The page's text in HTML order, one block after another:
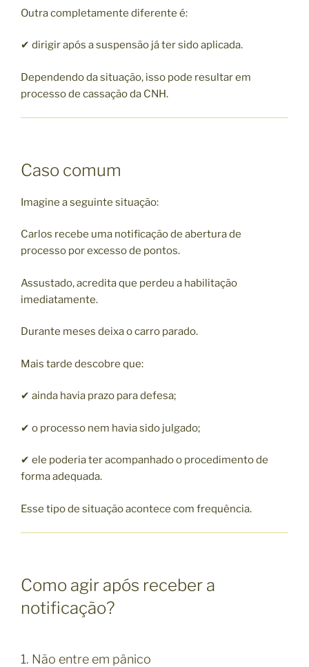
Outra completamente diferente é:
✔ dirigir após a suspensão já ter sido aplicada.
Dependendo da situação, isso pode resultar em
processo de cassação da CNH.
Caso comum
Imagine a seguinte situação:
Carlos recebe uma notificação de abertura de
processo por excesso de pontos.
Assustado, acredita que perdeu a habilitação
imediatamente.
Durante meses deixa o carro parado.
Mais tarde descobre que:
✔ ainda havia prazo para defesa;
✔ o processo nem havia sido julgado;
✔ ele poderia ter acompanhado o procedimento de
forma adequada.
Esse tipo de situação acontece com frequência.
Como agir após receber a
notificação?
1. Não entre em pânico